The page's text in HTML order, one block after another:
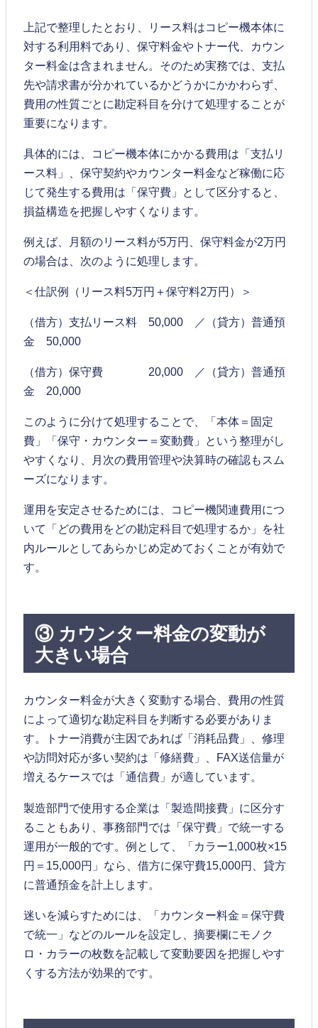
上記で整理したとおり、リース料はコピー機本体に
対する利用料であり、保守料金やトナー代、カウン
ター料金は含まれません。そのため実務では、支払
先や請求書が分かれているかどうかにかかわらず、
費用の性質ごとに勘定科目を分けて処理することが
重要になります。
具体的には、コピー機本体にかかる費用は「支払リ
ース料」、保守契約やカウンター料金など稼働に応
じて発生する費用は「保守費」として区分すると、
損益構造を把握しやすくなります。
例えば、月額のリース料が5万円、保守料金が2万円
の場合は、次のように処理します。
＜仕訳例（リース料5万円＋保守料2万円）＞
（借方）支払リース料 50,000 ／（貸方）普通預
金 50,000
（借方）保守費 20,000 ／（貸方）普通預
金 20,000
このように分けて処理することで、「本体＝固定
費」「保守・カウンター＝変動費」という整理がし
やすくなり、月次の費用管理や決算時の確認もスム
ーズになります。
運用を安定させるためには、コピー機関連費用につ
いて「どの費用をどの勘定科目で処理するか」を社
内ルールとしてあらかじめ定めておくことが有効で
す。
③ カウンター料金の変動が
大きい場合
カウンター料金が大きく変動する場合、費用の性質
によって適切な勘定科目を判断する必要がありま
す。トナー消費が主因であれば「消耗品費」、修理
や訪問対応が多い契約は「修繕費」、FAX送信量が
増えるケースでは「通信費」が適しています。
製造部門で使用する企業は「製造間接費」に区分す
ることもあり、事務部門では「保守費」で統一する
運用が一般的です。例として、「カラー1,000枚×15
円＝15,000円」なら、借方に保守費15,000円、貸方
に普通預金を計上します。
迷いを減らすためには、「カウンター料金＝保守費
で統一」などのルールを設定し、摘要欄にモノク
ロ・カラーの枚数を記載して変動要因を把握しやす
くする方法が効果的です。